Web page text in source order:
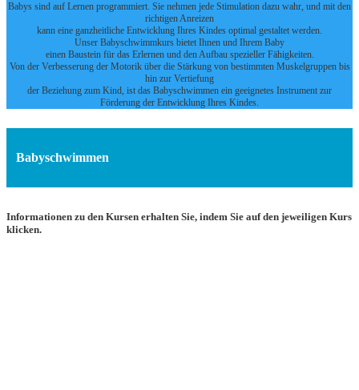
Babys sind auf Lernen programmiert. Sie nehmen jede Stimulation dazu wahr, und mit den
richtigen Anreizen
kann eine ganzheitliche Entwicklung Ihres Kindes optimal gestaltet werden.
Unser Babyschwimmkurs bietet Ihnen und Ihrem Baby
einen Baustein für das Erlernen und den Aufbau spezieller Fähigkeiten.
Von der Verbesserung der Motorik über die Stärkung von bestimmten Muskelgruppen bis
hin zur Vertiefung
der Beziehung zum Kind, ist das Babyschwimmen ein geeignetes Instrument zur
Förderung der Entwicklung Ihres Kindes.
Babyschwimmen
Informationen zu den Kursen erhalten Sie, indem Sie auf den jeweiligen Kurs
klicken.